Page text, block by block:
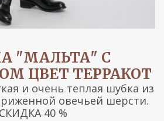
"МАЛЬТА" С
ЦВЕТ ТЕРРАКОТ
и очень теплая шубка из
овечьей шерсти.
СКИДКА 40 %